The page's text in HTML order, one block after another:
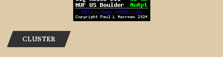
CLUSTER